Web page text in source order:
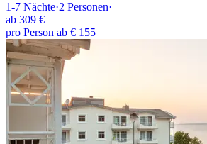
1-7 Nächte·2 Personen·
ab 309 €
pro Person ab € 155